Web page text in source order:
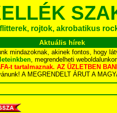
rojtok, akrobatikus
Aktuális hírek
mindazoknak, akinek fontos, hogy
, megrendelheti
t tartalmaznak. AZ ÜZLETBEN
A MEGRENDELT ÁRUT A